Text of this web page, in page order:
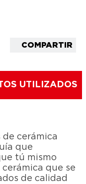
COMPARTIR
UTILIZADOS
cerámica
que
tú mismo
que se
de calidad